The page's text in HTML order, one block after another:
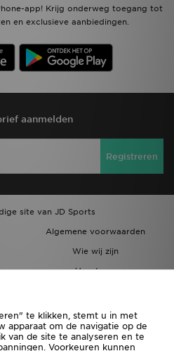
app! Krijg onderweg toegang tot
en exclusieve aanbiedingen.
aanmelden
Registreren
site van JD Sports
Algemene voorwaarden
Wie wij zijn
Vacatures
te klikken, stemt u in met
apparaat om de navigatie op de
van de site te analyseren en te
Voorkeuren kunnen